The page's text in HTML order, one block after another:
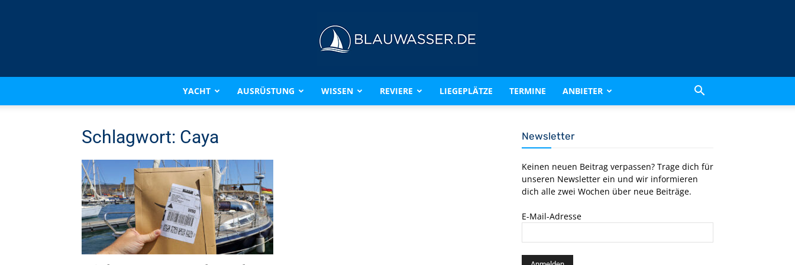
BLAUWASSER.DE
YACHT AUSRÜSTUNG WISSEN REVIERE LIEGEPLÄTZE TERMINE ANBIETER
Schlagwort: Caya Newsletter
Keinen neuen Beitrag verpassen? Trage dich für
unseren Newsletter ein und wir informieren
dich alle zwei Wochen über neue Beiträge.
E-Mail-Adresse